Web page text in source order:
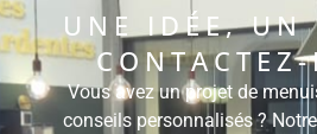
UNE IDÉE, UN
Vous avez un projet de
conseils personnalisés ?